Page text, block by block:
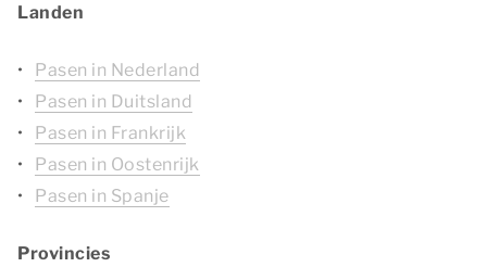
Landen
Pasen in Nederland
Pasen in Duitsland
Pasen in Frankrijk
Pasen in Oostenrijk
Pasen in Spanje
Provincies